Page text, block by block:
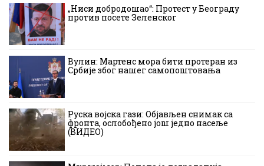
„Ниси добродошао“: Протест у Београду
против посете Зеленског
Вулин: Мартенс мора бити протеран из
Србије због нашег самопоштовања
Руска војска гази: Објављен снимак са
фронта, ослобођено још једно насеље
(ВИДЕО)